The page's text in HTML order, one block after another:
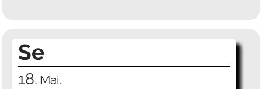
Se
18. Mai.